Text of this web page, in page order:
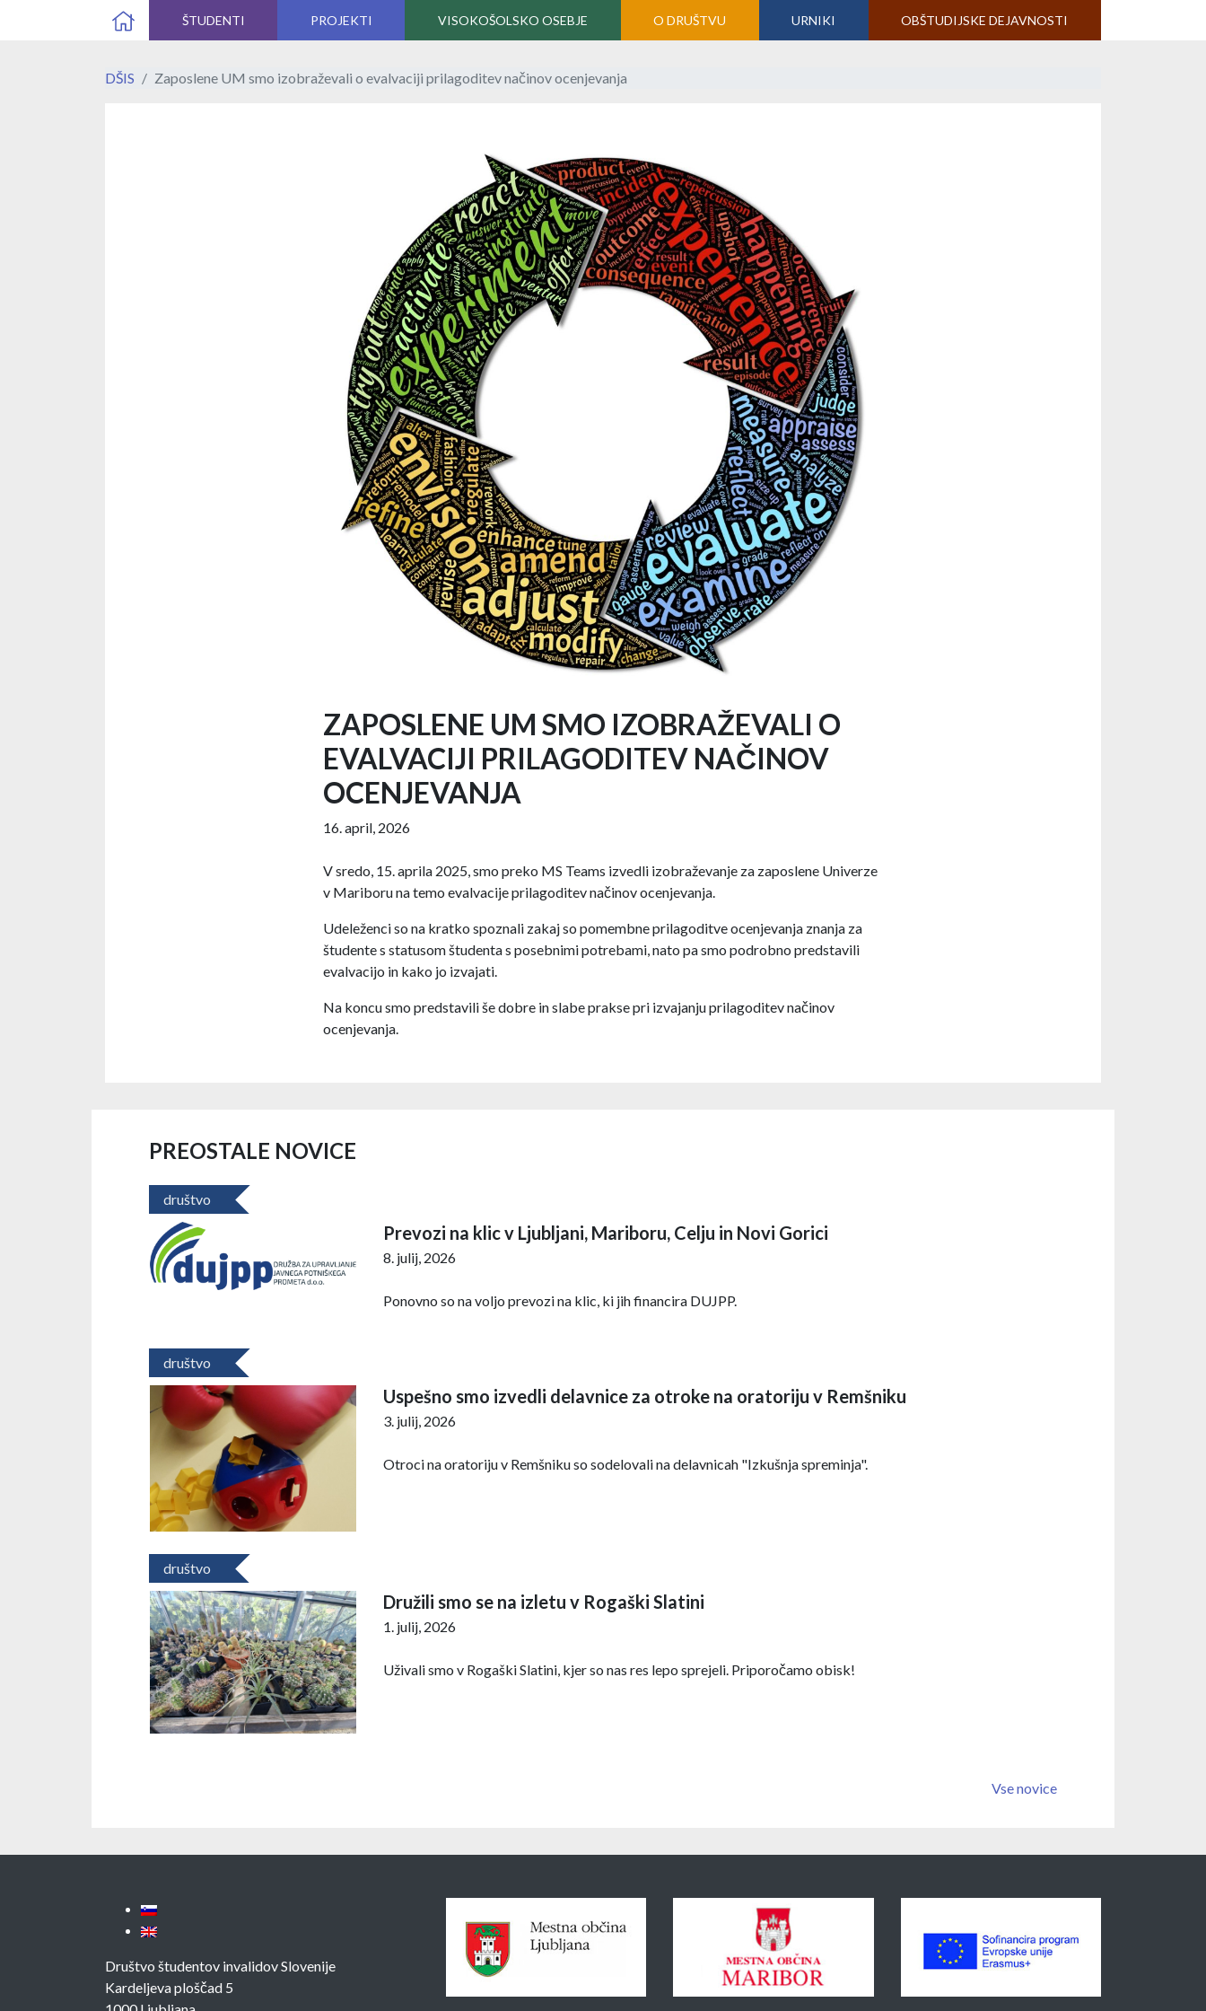
ŠTUDENTI PROJEKTI VISOKOŠOLSKO OSEBJE O DRUŠTVU URNIKI OBŠTUDIJSKE DEJAVNOSTI
DŠIS Zaposlene UM smo izobraževali o evalvaciji prilagoditev načinov ocenjevanja
ZAPOSLENE UM SMO IZOBRAŽEVALI O
EVALVACIJI PRILAGODITEV NAČINOV
OCENJEVANJA
16. april, 2026
V sredo, 15. aprila 2025, smo preko MS Teams izvedli izobraževanje za zaposlene Univerze
v Mariboru na temo evalvacije prilagoditev načinov ocenjevanja.
Udeleženci so na kratko spoznali zakaj so pomembne prilagoditve ocenjevanja znanja za
študente s statusom študenta s posebnimi potrebami, nato pa smo podrobno predstavili
evalvacijo in kako jo izvajati.
Na koncu smo predstavili še dobre in slabe prakse pri izvajanju prilagoditev načinov
ocenjevanja.
PREOSTALE NOVICE
društvo
Prevozi na klic v Ljubljani, Mariboru, Celju in Novi Gorici
8. julij, 2026
Ponovno so na voljo prevozi na klic, ki jih financira DUJPP.
društvo
Uspešno smo izvedli delavnice za otroke na oratoriju v Remšniku
3. julij, 2026
Otroci na oratoriju v Remšniku so sodelovali na delavnicah "Izkušnja spreminja".
društvo
Družili smo se na izletu v Rogaški Slatini
1. julij, 2026
Uživali smo v Rogaški Slatini, kjer so nas res lepo sprejeli. Priporočamo obisk!
Vse novice
Društvo študentov invalidov Slovenije
Kardeljeva ploščad 5